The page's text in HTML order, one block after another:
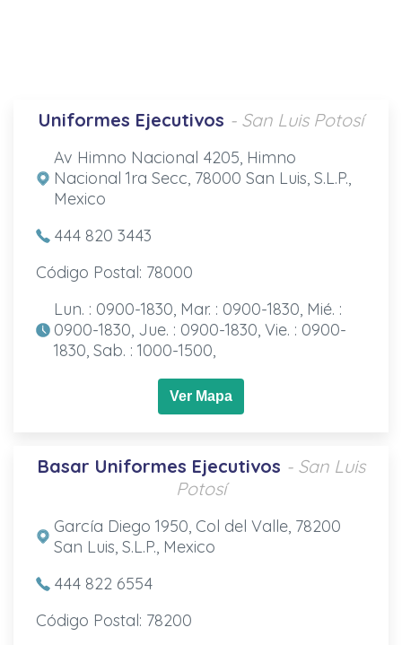
Uniformes Ejecutivos - San Luis Potosí
Av Himno Nacional 4205, Himno
Nacional 1ra Secc, 78000 San Luis, S.L.P.,
Mexico
444 820 3443
Código Postal: 78000
Lun. : 0900-1830, Mar. : 0900-1830, Mié. :
0900-1830, Jue. : 0900-1830, Vie. : 0900-
1830, Sab. : 1000-1500,
Ver Mapa
Basar Uniformes Ejecutivos - San Luis
Potosí
García Diego 1950, Col del Valle, 78200
San Luis, S.L.P., Mexico
444 822 6554
Código Postal: 78200